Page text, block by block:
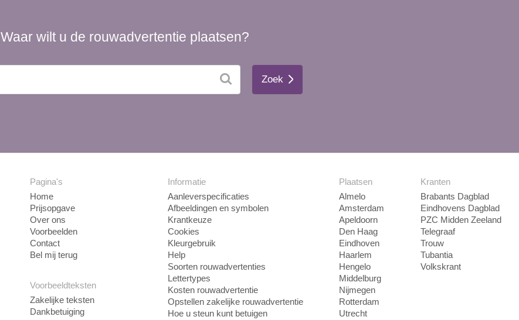
Waar wilt u de rouwadvertentie plaatsen?
Zoek
Pagina's
Home
Prijsopgave
Over ons
Voorbeelden
Contact
Bel mij terug
Voorbeeldteksten
Zakelijke teksten
Dankbetuiging
Informatie
Aanleverspecificaties
Afbeeldingen en symbolen
Krantkeuze
Cookies
Kleurgebruik
Help
Soorten rouwadvertenties
Lettertypes
Kosten rouwadvertentie
Opstellen zakelijke rouwadvertentie
Hoe u steun kunt betuigen
Plaatsen
Almelo
Amsterdam
Apeldoorn
Den Haag
Eindhoven
Haarlem
Hengelo
Middelburg
Nijmegen
Rotterdam
Utrecht
Kranten
Brabants Dagblad
Eindhovens Dagblad
PZC Midden Zeeland
Telegraaf
Trouw
Tubantia
Volkskrant